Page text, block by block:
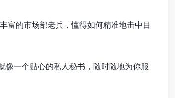
富的市场部老兵，懂得如何精准地击中目
像一个贴心的私人秘书，随时随地为你服